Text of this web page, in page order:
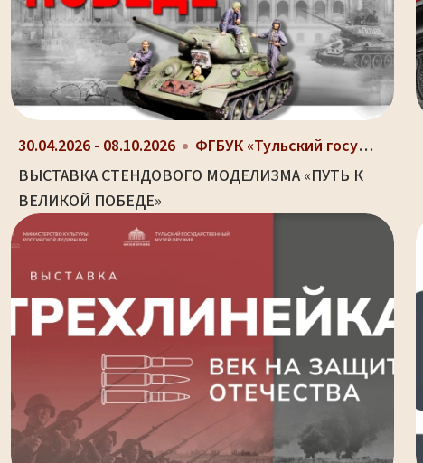
30.04.2026 - 08.10.2026
ФГБУК «Тульский государственный музей оружия», г....
ВЫСТАВКА СТЕНДОВОГО МОДЕЛИЗМА «ПУТЬ К
ВЕЛИКОЙ ПОБЕДЕ»